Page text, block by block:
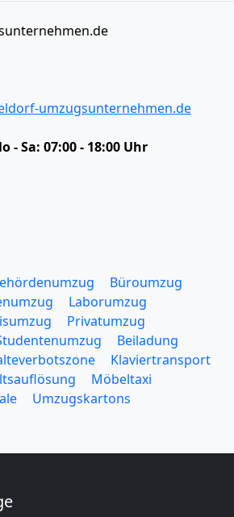
umzugsunternehmen.de
- Sa: 07:00 - 18:00 Uhr
Büroumzug
Laborumzug
Privatumzug
Beiladung
Klaviertransport
Möbeltaxi
Umzugskartons